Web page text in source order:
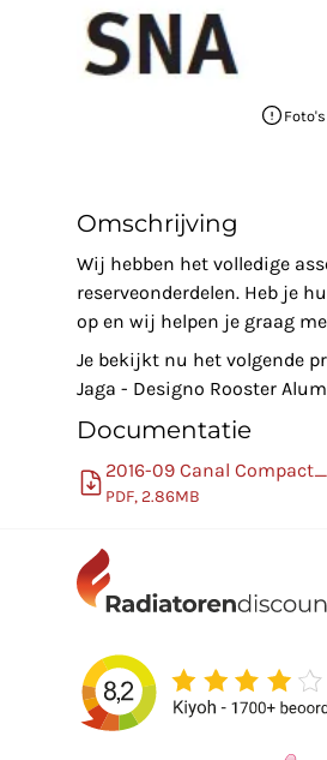
Omschrijving
Wij hebben het volledige
reserveonderdelen. Heb je
op en wij helpen je graag
Je bekijkt nu het volgende
Jaga - Designo Rooster
Documentatie
2016-09 Canal
PDF, 2.86MB